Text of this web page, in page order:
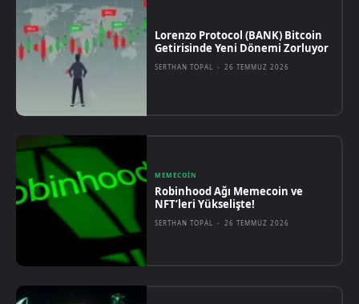
Lorenzo Protocol (BANK) Bitcoin
Getirisinde Yeni Dönemi Zorluyor
SERTHAN TOPAL - 26 TEMMUZ 2026
MEMECOIN
Robinhood Ağı Memecoin ve
NFT’leri Yükselişte!
SERTHAN TOPAL - 26 TEMMUZ 2026